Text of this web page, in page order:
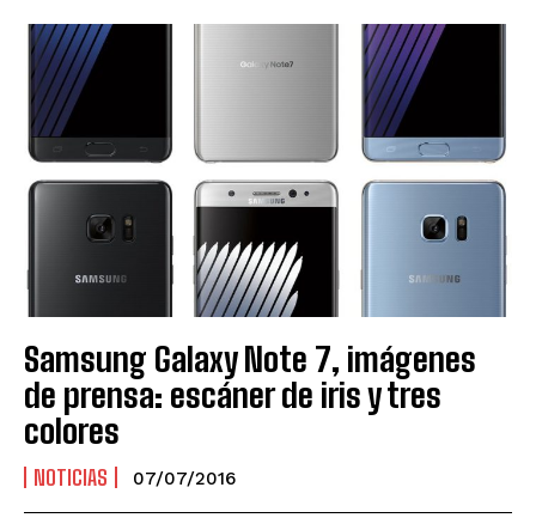
Samsung Galaxy Note 7, imágenes
de prensa: escáner de iris y tres
colores
NOTICIAS 07/07/2016